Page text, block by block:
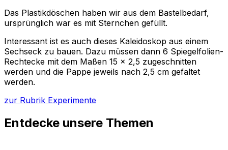
Das Plastikdöschen haben wir aus dem Bastelbedarf,
ursprünglich war es mit Sternchen gefüllt.
Interessant ist es auch dieses Kaleidoskop aus einem
Sechseck zu bauen. Dazu müssen dann 6 Spiegelfolien-
Rechtecke mit dem Maßen 15 x 2,5 zugeschnitten
werden und die Pappe jeweils nach 2,5 cm gefaltet
werden.
zur Rubrik Experimente
Entdecke unsere Themen